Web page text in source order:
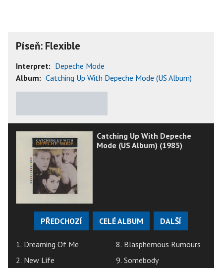
Píseň: Flexible
Interpret: Depeche Mode
Album: Catching Up With Depeche Mode (US Album)
Catching Up With Depeche
Mode (US Album) (1985)
PŘEDCHOZÍ CELÉ ALBUM DALŠÍ
1. Dreaming Of Me
2. New Life
8. Blasphemous Rumours
9. Somebody